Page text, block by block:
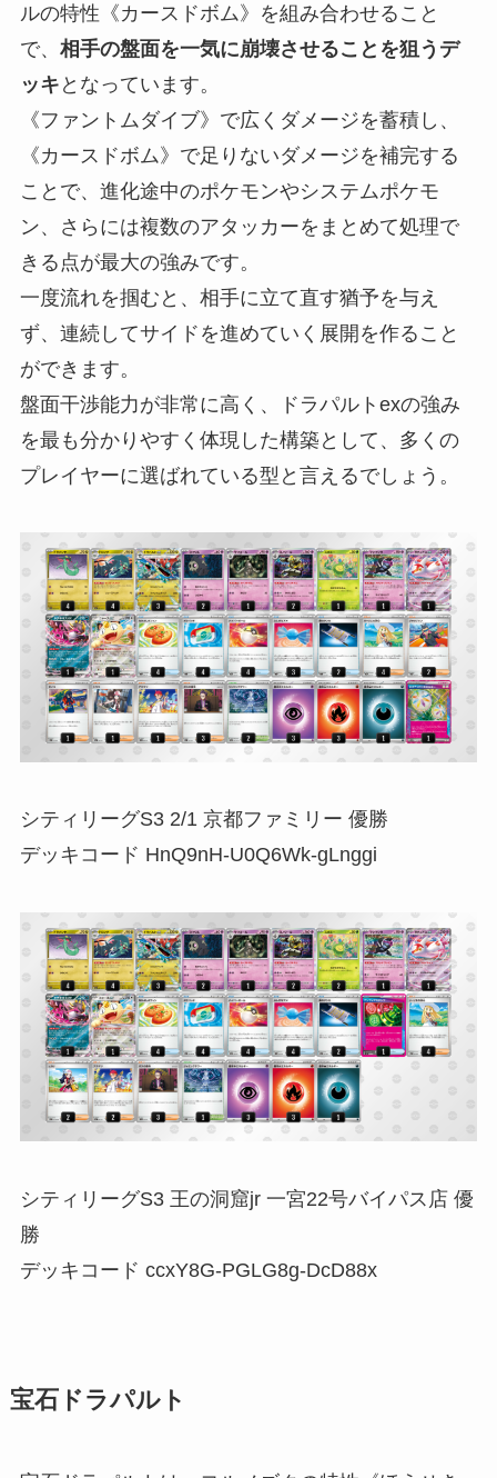
ルの特性《カースドボム》を組み合わせること
で、 相手の盤面を一気に崩壊させることを狙うデ
ッキ となっています。
《ファントムダイブ》で広くダメージを蓄積し、
《カースドボム》で足りないダメージを補完する
ことで、進化途中のポケモンやシステムポケモ
ン、さらには複数のアタッカーをまとめて処理で
きる点が最大の強みです。
一度流れを掴むと、相手に立て直す猶予を与え
ず、連続してサイドを進めていく展開を作ること
ができます。
盤面干渉能力が非常に高く、ドラパルトexの強み
を最も分かりやすく体現した構築として、多くの
プレイヤーに選ばれている型と言えるでしょう。
シティリーグS3 2/1 京都ファミリー 優勝
デッキコード HnQ9nH-U0Q6Wk-gLnggi
シティリーグS3 王の洞窟jr 一宮22号バイパス店 優
勝
デッキコード ccxY8G-PGLG8g-DcD88x
宝石ドラパルト